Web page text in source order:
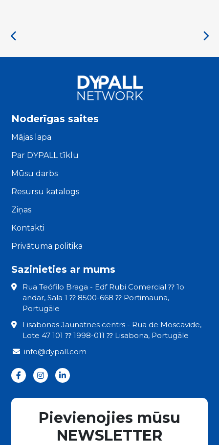
Noderīgas saites
Mājas lapa
Par DYPALL tīklu
Mūsu darbs
Resursu katalogs
Ziņas
Kontakti
Privātuma politika
Sazinieties ar mums
Rua Teófilo Braga - Edf Rubi Comercial ⁇ 1o
andar, Sala 1 ⁇ 8500-668 ⁇ Portimauna,
Portugāle
Lisabonas Jaunatnes centrs - Rua de Moscavide,
Lote 47 101 ⁇ 1998-011 ⁇ Lisabona, Portugāle
info@dypall.com
Pievienojies mūsu
NEWSLETTER